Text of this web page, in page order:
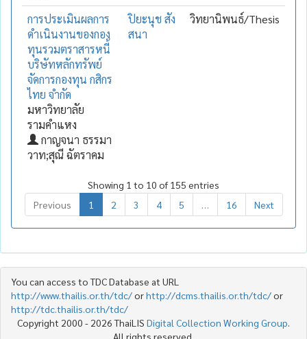
การประเมินผลการ
ดำเนินงานของกอง
ทุนรวมตราสารหนี้
บริษัทหลักทรัพย์
จัดการกองทุน กสิกร
ไทย จำกัด
มหาวิทยาลัย
รามคำแหง
กาญจนา ธรรมา
วาท;สุณี ฉัตราคม
ปิยะนุช สัง
สนา
วิทยานิพนธ์/Thesis
Showing 1 to 10 of 155 entries
Previous
1 2 3 4 5 16 Next
You can access to TDC Database at URL
http://www.thailis.or.th/tdc/orhttp://dcms.thailis.or.th/tdc/or
http://tdc.thailis.or.th/tdc/
Copyright 2000 - 2026 ThaiLIS Digital Collection Working Group
All rights reserved.